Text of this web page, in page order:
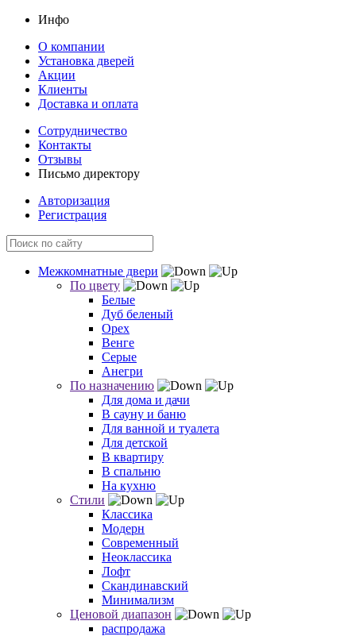
Инфо
О компании
Установка дверей
Акции
Клиенты
Доставка и оплата
Сотрудничество
Контакты
Отзывы
Письмо директору
Авторизация
Регистрация
Межкомнатные двери
По цвету
Белые
Дуб беленый
Орех
Венге
Серые
Анегри
По назначению
Для дома и дачи
В сауну и баню
Для ванной и туалета
Для детской
В квартиру
В спальню
На кухню
Стили
Классика
Модерн
Современный
Неоклассика
Лофт
Скандинавский
Минимализм
Ценовой диапазон
распродажа